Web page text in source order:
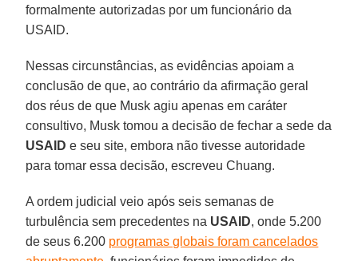
formalmente autorizadas por um funcionário da
USAID.
Nessas circunstâncias, as evidências apoiam a
conclusão de que, ao contrário da afirmação geral
dos réus de que Musk agiu apenas em caráter
consultivo, Musk tomou a decisão de fechar a sede da
USAID e seu site, embora não tivesse autoridade
para tomar essa decisão, escreveu Chuang.
A ordem judicial veio após seis semanas de
turbulência sem precedentes na USAID, onde 5.200
de seus 6.200 programas globais foram cancelados